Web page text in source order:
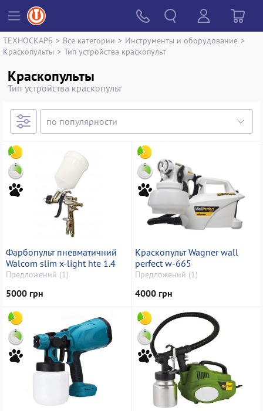
ТЕХНОСКАРБ > Все категории > Инструменты и оборудование >
Краскопульты > Тип устройства краскопульт
Краскопульты
Тип устройства краскопульт
Фарбопульт пневматичний
Walcom slim x-light hte 1.4
Предложений (1)
5000 грн
Краскопульт Wagner wall
perfect w-665
Предложений (1)
4000 грн